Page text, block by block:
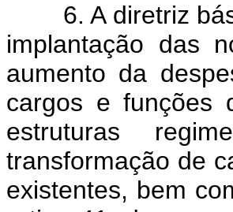
6. A diretriz
implantação das
aumento da
cargos e funções
estruturas
transformação de
existentes, bem